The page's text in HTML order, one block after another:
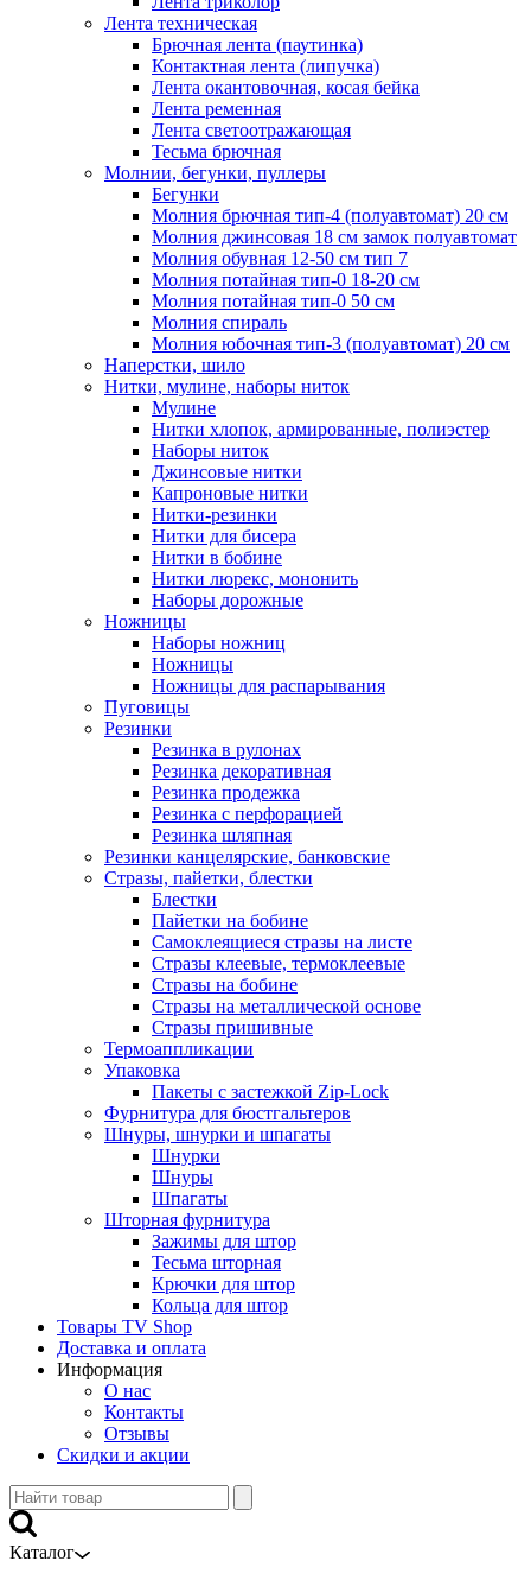
Лента техническая
Брючная лента (паутинка)
Контактная лента (липучка)
Лента окантовочная, косая бейка
Лента ременная
Лента светоотражающая
Тесьма брючная
Молнии, бегунки, пуллеры
Бегунки
Молния брючная тип-4 (полуавтомат) 20 см
Молния джинсовая 18 см замок полуавтомат
Молния обувная 12-50 см тип 7
Молния потайная тип-0 18-20 см
Молния потайная тип-0 50 см
Молния спираль
Молния юбочная тип-3 (полуавтомат) 20 см
Наперстки, шило
Нитки, мулине, наборы ниток
Мулине
Нитки хлопок, армированные, полиэстер
Наборы ниток
Джинсовые нитки
Капроновые нитки
Нитки-резинки
Нитки для бисера
Нитки в бобине
Нитки люрекс, мононить
Наборы дорожные
Ножницы
Наборы ножниц
Ножницы
Ножницы для распарывания
Пуговицы
Резинки
Резинка в рулонах
Резинка декоративная
Резинка продежка
Резинка с перфорацией
Резинка шляпная
Резинки канцелярские, банковские
Стразы, пайетки, блестки
Блестки
Пайетки на бобине
Самоклеящиеся стразы на листе
Стразы клеевые, термоклеевые
Стразы на бобине
Стразы на металлической основе
Стразы пришивные
Термоаппликации
Упаковка
Пакеты с застежкой Zip-Lock
Фурнитура для бюстгальтеров
Шнуры, шнурки и шпагаты
Шнурки
Шнуры
Шпагаты
Шторная фурнитура
Зажимы для штор
Тесьма шторная
Крючки для штор
Кольца для штор
Товары TV Shop
Доставка и оплата
Информация
О нас
Контакты
Отзывы
Скидки и акции
Каталог